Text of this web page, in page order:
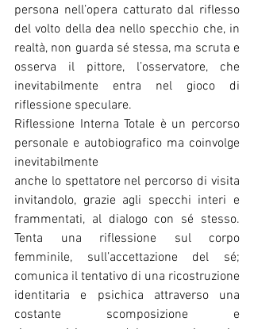
persona nell’opera catturato dal riflesso
del volto della dea nello specchio che, in
realtà, non guarda sé stessa, ma scruta e
osserva il pittore, l’osservatore, che
inevitabilmente entra nel gioco di
riflessione speculare.
Riflessione Interna Totale è un percorso
personale e autobiografico ma coinvolge
inevitabilmente
anche lo spettatore nel percorso di visita
invitandolo, grazie agli specchi interi e
frammentati, al dialogo con sé stesso.
Tenta una riflessione sul corpo
femminile, sull’accettazione del sé;
comunica il tentativo di una ricostruzione
identitaria e psichica attraverso una
costante scomposizione e